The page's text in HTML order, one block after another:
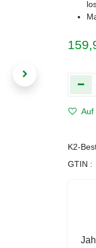
Auf
K2-
GTIN :